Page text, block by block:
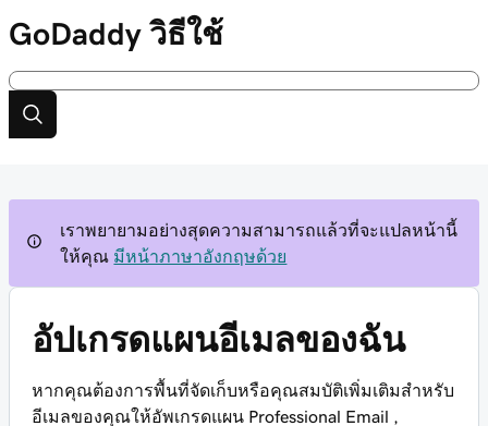
GoDaddy วิธีใช้
เราพยายามอย่างสุดความสามารถแล้วที่จะแปลหน้านี้
ให้คุณ มีหน้าภาษาอังกฤษด้วย
อัปเกรดแผนอีเมลของฉัน
หากคุณต้องการพื้นที่จัดเก็บหรือคุณสมบัติเพิ่มเติมสำหรับ
อีเมลของคุณให้อัพเกรดแผน Professional Email ,